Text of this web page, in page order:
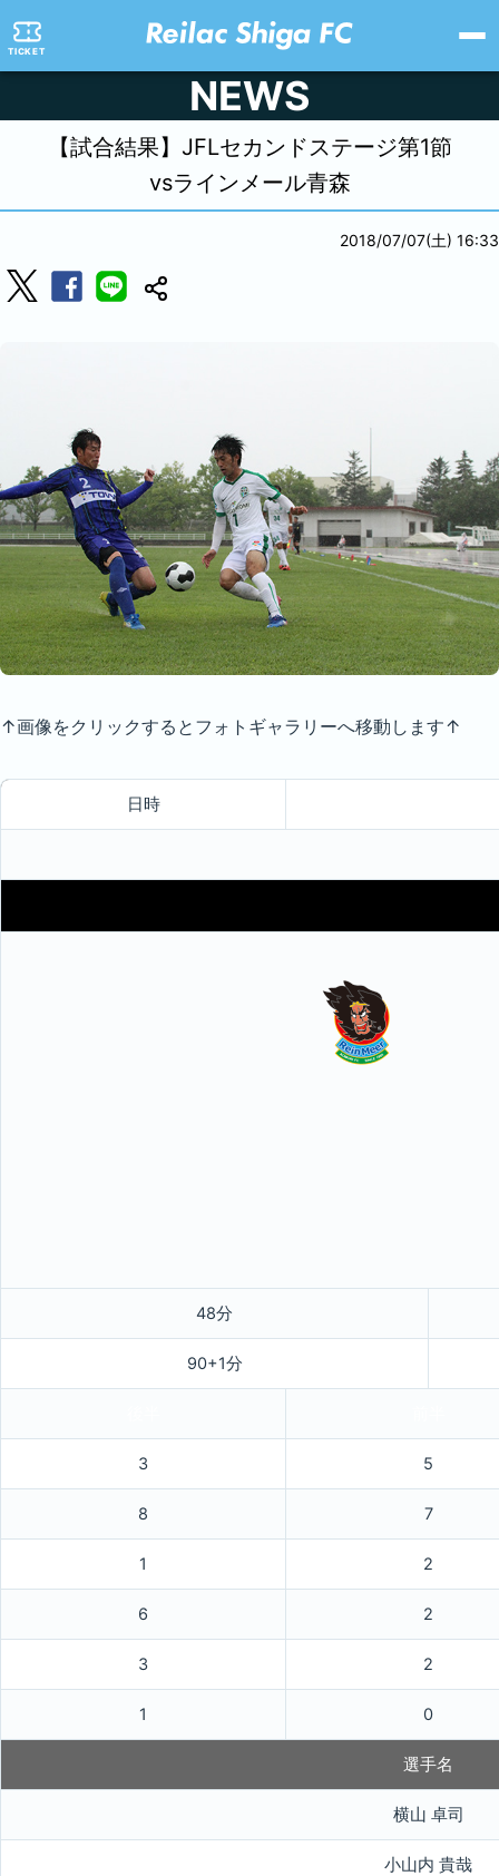
TICKET
NEWS
【試合結果】JFLセカンドステージ第1節
vsラインメール青森
2018/07/07(土) 16:33
↑画像をクリックするとフォトギャラリーへ移動します↑
日時
48分
90+1分
3 5
8 7
1 2
6 2
3 2
1 0
選手名
横山 卓司
小山内 貴哉